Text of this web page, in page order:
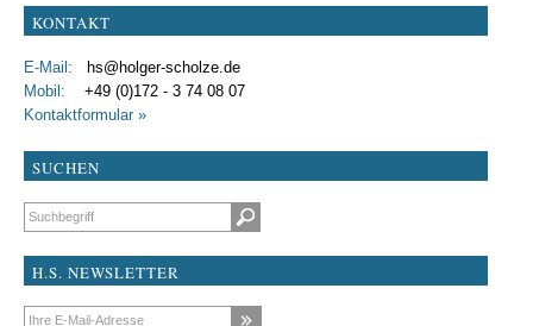
KONTAKT
E-Mail:
hs@holger-scholze.de
Mobil: +49 (0)172 - 3 74 08 07
Kontaktformular »
SUCHEN
Suchbegriffe
H.S. NEWSLETTER
E-Mail-Adresse